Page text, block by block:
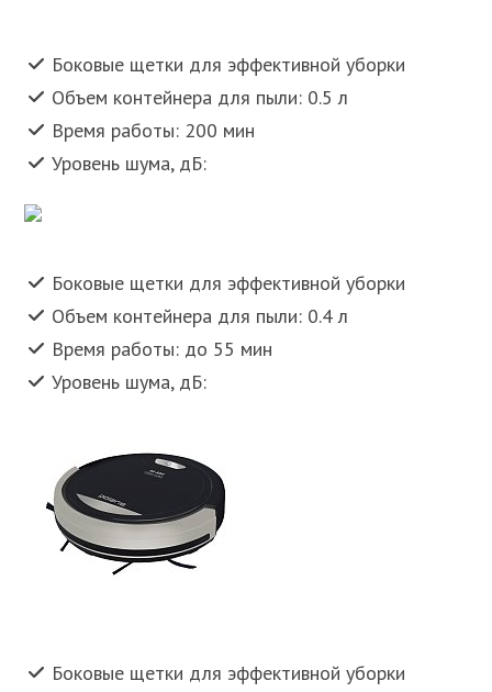
Боковые щетки для эффективной уборки
Объем контейнера для пыли: 0.5 л
Время работы: 200 мин
Уровень шума, дБ:
Боковые щетки для эффективной уборки
Объем контейнера для пыли: 0.4 л
Время работы: до 55 мин
Уровень шума, дБ:
Боковые щетки для эффективной уборки